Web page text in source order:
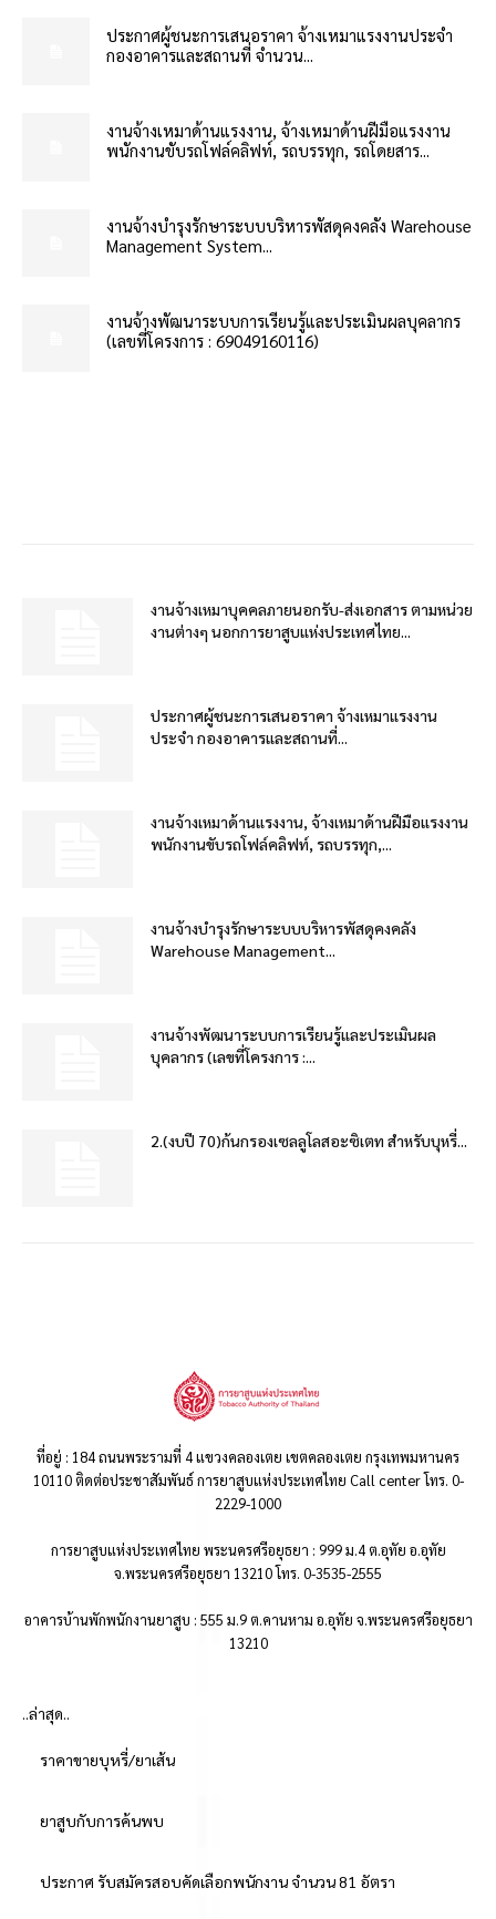
ประกาศผู้ชนะการเสนอราคา จ้างเหมาแรงงานประจำ
กองอาคารและสถานที่ จำนวน...
งานจ้างเหมาด้านแรงงาน, จ้างเหมาด้านฝีมือแรงงาน
พนักงานขับรถโฟล์คลิฟท์, รถบรรทุก, รถโดยสาร...
งานจ้างบำรุงรักษาระบบบริหารพัสดุคงคลัง Warehouse
Management System...
งานจ้างพัฒนาระบบการเรียนรู้และประเมินผลบุคลากร
(เลขที่โครงการ : 69049160116)
งานจ้างเหมาบุคคลภายนอกรับ-ส่งเอกสาร ตามหน่วย
งานต่างๆ นอกการยาสูบแห่งประเทศไทย...
ประกาศผู้ชนะการเสนอราคา จ้างเหมาแรงงาน
ประจำ กองอาคารและสถานที่...
งานจ้างเหมาด้านแรงงาน, จ้างเหมาด้านฝีมือแรงงาน
พนักงานขับรถโฟล์คลิฟท์, รถบรรทุก,...
งานจ้างบำรุงรักษาระบบบริหารพัสดุคงคลัง
Warehouse Management...
งานจ้างพัฒนาระบบการเรียนรู้และประเมินผล
บุคลากร (เลขที่โครงการ :...
2.(งบปี 70)ก้นกรองเซลลูโลสอะซิเตท สำหรับบุหรี่...
ที่อยู่ : 184 ถนนพระรามที่ 4 แขวงคลองเตย เขตคลองเตย กรุงเทพมหานคร
10110 ติดต่อประชาสัมพันธ์ การยาสูบแห่งประเทศไทย Call center โทร. 0-
2229-1000
การยาสูบแห่งประเทศไทย พระนครศรีอยุธยา : 999 ม.4 ต.อุทัย อ.อุทัย
จ.พระนครศรีอยุธยา 13210 โทร. 0-3535-2555
อาคารบ้านพักพนักงานยาสูบ : 555 ม.9 ต.คานหาม อ.อุทัย จ.พระนครศรีอยุธยา
13210
..ล่าสุด..
ราคาขายบุหรี่/ยาเส้น
ยาสูบกับการค้นพบ
ประกาศ รับสมัครสอบคัดเลือกพนักงาน จำนวน 81 อัตรา